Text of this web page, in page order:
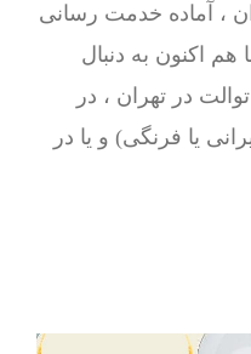
، آماده خدمت رسانی
هم اکنون به دنبال
در تهران ، در
یا فرنگی) و یا در